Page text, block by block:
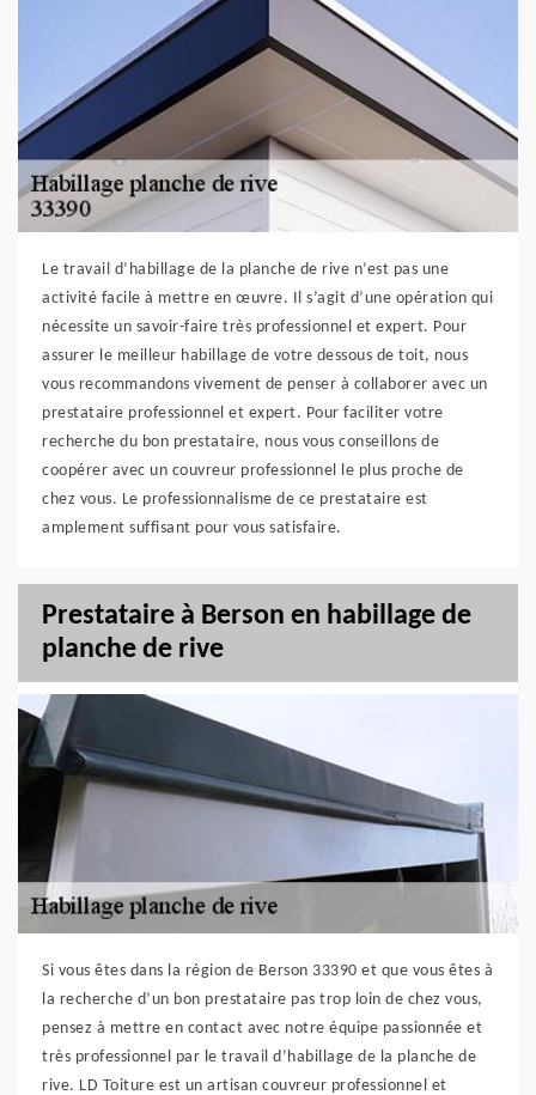
Le travail d’habillage de la planche de rive n’est pas une
activité facile à mettre en œuvre. Il s’agit d’une opération qui
nécessite un savoir-faire très professionnel et expert. Pour
assurer le meilleur habillage de votre dessous de toit, nous
vous recommandons vivement de penser à collaborer avec un
prestataire professionnel et expert. Pour faciliter votre
recherche du bon prestataire, nous vous conseillons de
coopérer avec un couvreur professionnel le plus proche de
chez vous. Le professionnalisme de ce prestataire est
amplement suffisant pour vous satisfaire.
Prestataire à Berson en habillage de
planche de rive
Si vous êtes dans la région de Berson 33390 et que vous êtes à
la recherche d’un bon prestataire pas trop loin de chez vous,
pensez à mettre en contact avec notre équipe passionnée et
très professionnel par le travail d’habillage de la planche de
rive. LD Toiture est un artisan couvreur professionnel et